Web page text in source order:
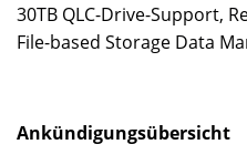
30TB QLC-Drive-Support,
File-based Storage Data
Ankündigungsübersicht